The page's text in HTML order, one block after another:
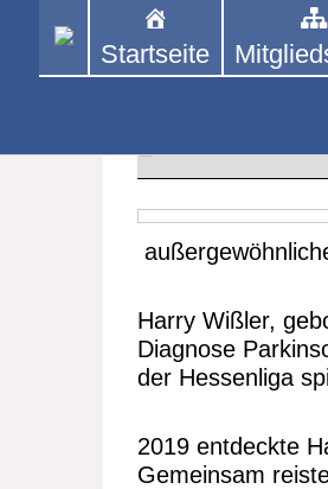
ist der
Tischtennis –
Startseite
Harry Wißler
Harry Wißler,
Diagnose
der Hessenliga
2019 entdeckte
Gemeinsam